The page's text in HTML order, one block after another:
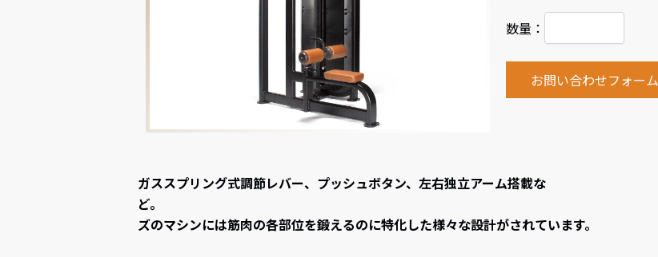
数量：
お問い合わせフォー
ガススプリング式調節レバー、プッシュボタン、左右独立アーム搭載な
ど。 機能性と利便性を兼ね
ズのマシンには筋肉の各部位を鍛えるのに特化した様々な設計がされています。